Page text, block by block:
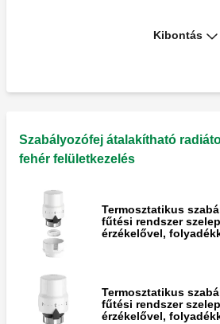
High-Style
zárvédő szelepek
Központi
változat.
Kibontás
Szabályozófej átalakítható
fehér felületkezelés
Termosztatikus
fűtési rendszer
érzékelővel,
Termosztatikus
fűtési rendszer
érzékelővel,